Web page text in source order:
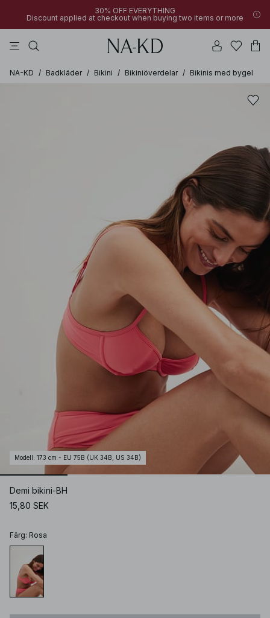
30% OFF EVERYTHING
Discount applied at checkout when buying two items or more
NA-KD / Badkläder / Bikini / Bikiniöverdelar / Bikinis med bygel
Modell : 173 cm - EU 75B (UK 34B, US 34B)
Demi bikini-BH
15,80 SEK
Färg: Rosa